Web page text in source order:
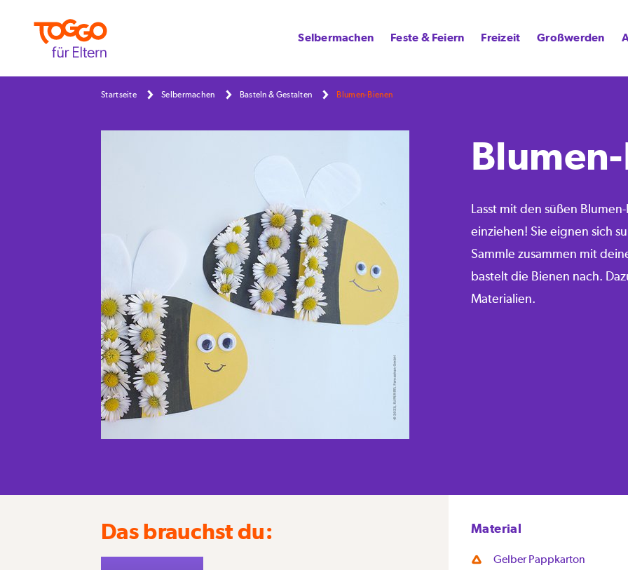
Selbermachen Feste & Feiern Freizeit Großwerden
Startseite Selbermachen Basteln & Gestalten Blumen-Bienen
Lasst mit den süßen
einziehen! Sie eignen sich
Sammle zusammen mit
bastelt die Bienen nach.
Materialien.
Material
Gelber Pappkarton
Das brauchst du: